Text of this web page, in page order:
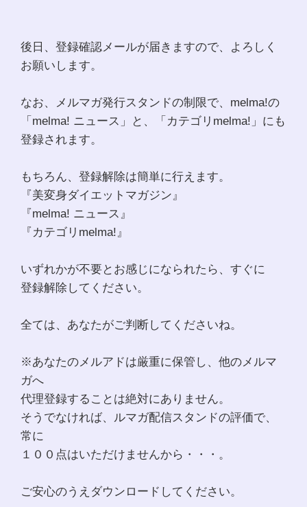
後日、登録確認メールが届きますので、よろしく
お願いします。
なお、メルマガ発行スタンドの制限で、melma!の
「melma! ニュース」と、「カテゴリmelma!」にも
登録されます。
もちろん、登録解除は簡単に行えます。
『美変身ダイエットマガジン』
『melma! ニュース』
『カテゴリmelma!』
いずれかが不要とお感じになられたら、すぐに
登録解除してください。
全ては、あなたがご判断してくださいね。
※あなたのメルアドは厳重に保管し、他のメルマ
ガへ
代理登録することは絶対にありません。
そうでなければ、ルマガ配信スタンドの評価で、
常に
１００点はいただけませんから・・・。
ご安心のうえダウンロードしてください。